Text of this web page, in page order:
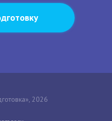
2026